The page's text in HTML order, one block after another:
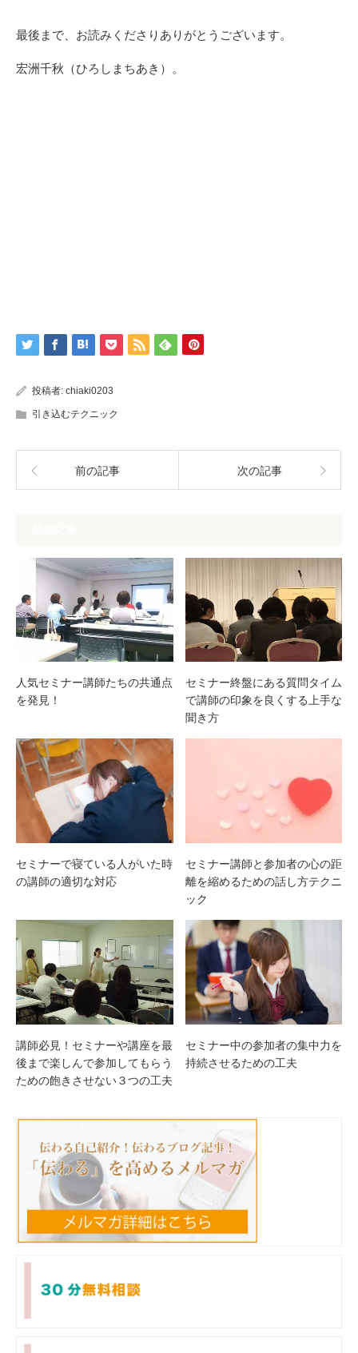
最後まで、お読みくださりありがとうございます。
宏洲千秋（ひろしまちあき）。
投稿者: chiaki0203
引き込むテクニック
前の記事 次の記事
人気セミナー講師たちの共通点
を発見！
セミナー終盤にある質問タイム
で講師の印象を良くする上手な
聞き方
セミナーで寝ている人がいた時
の講師の適切な対応
セミナー講師と参加者の心の距
離を縮めるための話し方テクニ
ック
講師必見！セミナーや講座を最
後まで楽しんで参加してもらう
ための飽きさせない３つの工夫
セミナー中の参加者の集中力を
持続させるための工夫